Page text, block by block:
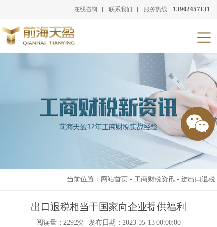
在线咨询 联系我们 服务热线： 13902457131
当前位置： 网站首页 - 工商财税资讯- 进出口退税
出口退税相当于国家向企业提供福利
阅读量：2292次 发布日期：2023-05-13 00:00:00